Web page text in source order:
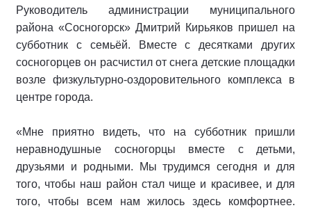
Руководитель администрации муниципального
района «Сосногорск» Дмитрий Кирьяков пришел на
субботник с семьёй. Вместе с десятками других
сосногорцев он расчистил от снега детские площадки
возле физкультурно-оздоровительного комплекса в
центре города.
«Мне приятно видеть, что на субботник пришли
неравнодушные сосногорцы вместе с детьми,
друзьями и родными. Мы трудимся сегодня и для
того, чтобы наш район стал чище и красивее, и для
того, чтобы всем нам жилось здесь комфортнее.